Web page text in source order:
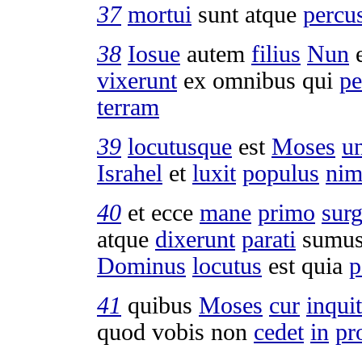
37 mortui sunt atque
38 Iosue autem filius Nun
vixeruntex omnibus qui
terram
39 locutusque est Moses
Israhel et luxit populus
40 et ecce mane primo
atque dixerunt parati
Dominus locutus est quia
41 quibus Moses cur inquit
quod vobis non cedet in